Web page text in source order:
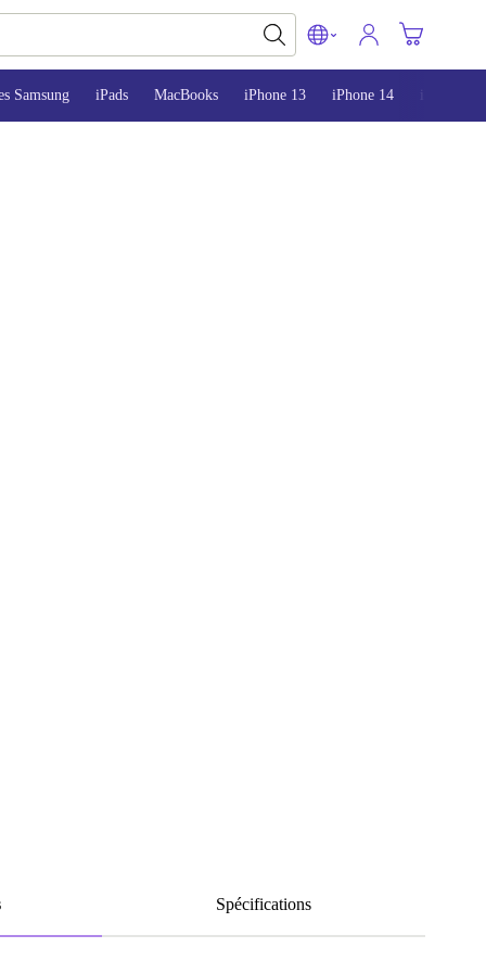
Samsung iPads MacBooks iPhone 13 iPhone 14 iPhone 15
Spécifications